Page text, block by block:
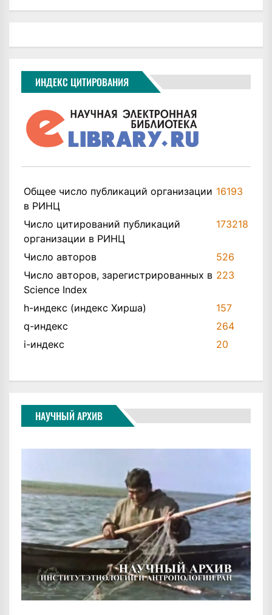
ИНДЕКС ЦИТИРОВАНИЯ
Общее число публикаций организации
в РИНЦ
16193
Число цитирований публикаций
организации в РИНЦ
173218
Число авторов
526
Число авторов, зарегистрированных в
Science Index
223
h-индекс (индекс Хирша)
157
q-индекс
264
i-индекс
20
НАУЧНЫЙ АРХИВ